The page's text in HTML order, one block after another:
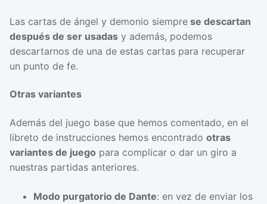
Las cartas de ángel y demonio siempre se descartan
después de ser usadas y además, podemos
descartarnos de una de estas cartas para recuperar
un punto de fe.
Otras variantes
Además del juego base que hemos comentado, en el
libreto de instrucciones hemos encontrado otras
variantes de juego para complicar o dar un giro a
nuestras partidas anteriores.
Modo purgatorio de Dante: en vez de enviar los